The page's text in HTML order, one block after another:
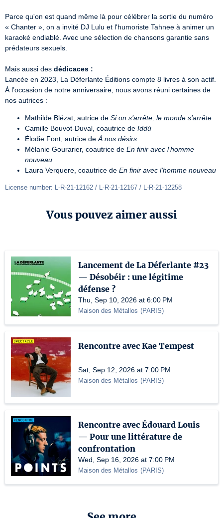
Parce qu'on est quand même là pour célébrer la sortie du numéro
« Chanter », on a invité DJ Lulu et l'humoriste Tahnee à animer un
karaoké endiablé. Avec une sélection de chansons garantie sans
prédateurs sexuels.
Mais aussi des dédicaces :
Lancée en 2023, La Déferlante Éditions compte 8 livres à son actif.
À l’occasion de notre anniversaire, nous avons réuni certaines de
nos autrices :
Mathilde Blézat, autrice de Si on s’arrête, le monde s’arrête
Camille Bouvot-Duval, coautrice de Iddù
Élodie Font, autrice de À nos désirs
Mélanie Gourarier, coautrice de En finir avec l’homme
nouveau
Laura Verquere, coautrice de En finir avec l’homme nouveau
License number: L-R-21-12162 / L-R-21-12167 / L-R-21-12258
Vous pouvez aimer aussi
Lancement de La Déferlante #23
— Désobéir : une légitime
défense ?
Thu, Sep 10, 2026 at 6:00 PM
Maison des Métallos (PARIS)
Rencontre avec Kae Tempest
Sat, Sep 12, 2026 at 7:00 PM
Maison des Métallos (PARIS)
Rencontre avec Édouard Louis
— Pour une littérature de
confrontation
Wed, Sep 16, 2026 at 7:00 PM
Maison des Métallos (PARIS)